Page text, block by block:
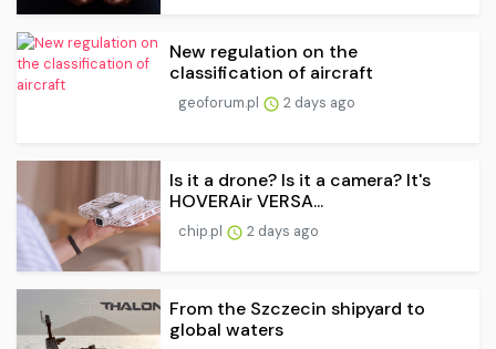
New regulation on the
classification of aircraft
geoforum.pl 2 days ago
Is it a drone? Is it a camera? It's
HOVERAir VERSA...
chip.pl 2 days ago
From the Szczecin shipyard to
global waters